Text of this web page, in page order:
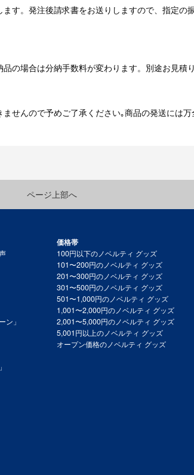
度で納品となります。
日程度で納品となります。
す。発注後請求書をお送りしますので、指定の
の場合は分納手数料が変わります。別途お見積
せんので予めご了承ください｡商品の発送には
ページ上部へ
ン」
価格帯
100円以下のノベルティ グッズ
101〜200円のノベルティ グッズ
201〜300円のノベルティ グッズ
301〜500円のノベルティ グッズ
501〜1,000円のノベルティ グッズ
1,001〜2,000円のノベルティ グッズ
2,001〜5,000円のノベルティ グッズ
5,001円以上のノベルティ グッズ
オープン価格のノベルティ グッズ